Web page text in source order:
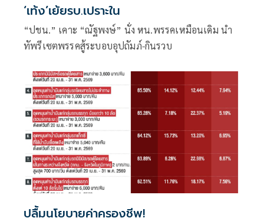
‘เท้ง’เย้ยรบ.เปราะใน
“ปชน.” เคาะ “ณัฐพงษ์” นั่ง หน.พรรคเหมือนเดิม นำ
ทัพรีเซตพรรคสู้ระบอบอุปถัมภ์-กินรวบ
ปลื้มนโยบายค่าครองชีพ!